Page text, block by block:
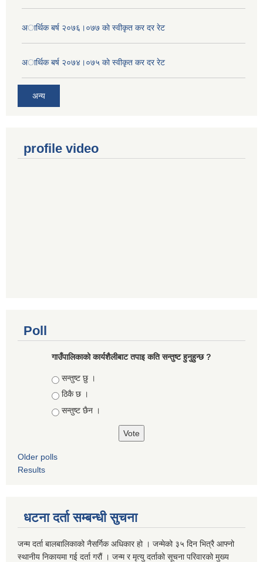
अार्थिक बर्ष २०७६।०७७ काे स्वीकृत कर दर रेट
अार्थिक बर्ष २०७४।०७५ काे स्वीकृत कर दर रेट
अन्य
profile video
Poll
गाउँपालिकाको कार्यशैलीबाट तपाइ कति सन्तुष्ट हुनुहुन्छ ?
Choices
सन्तुष्ट छु ।
ठिकै छ ।
सन्तुष्ट छैन ।
Older polls
Results
धटना दर्ता सम्बन्धी सुचना
जन्म दर्ता बालबालिकाको नैसर्गिक अधिकार हो । जन्मेको ३५ दिन भित्रै आफ्नो
स्थानीय निकायमा गई दर्ता गरौं । जन्म र मृत्यु दर्ताको सूचना परिवारको मुख्य